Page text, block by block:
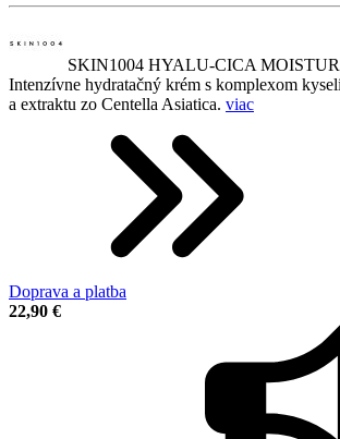
SKIN1004 HYALU-CICA
Intenzívne hydratačný krém s komplexom
a extraktu zo Centella Asiatica. viac
Doprava a platba
22,90 €